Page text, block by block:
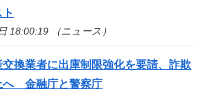
18:00:19 （ニュース）
交換業者に出庫制限強化を要請、詐欺
へ 金融庁と警察庁